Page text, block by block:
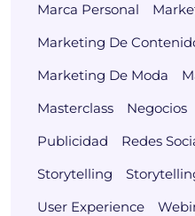
Marca Personal
Marketing De
Marketing De Moda
Masterclass
Negocios
Publicidad
Redes
Storytelling
User Experience